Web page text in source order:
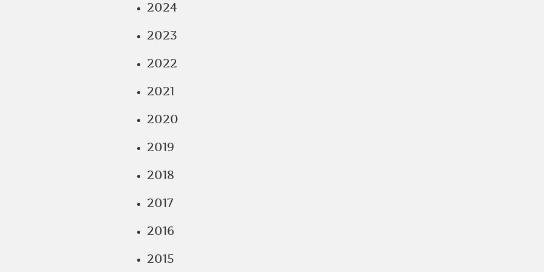
2024
2023
2022
2021
2020
2019
2018
2017
2016
2015